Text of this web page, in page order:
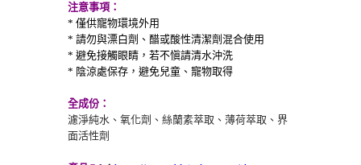
注意事項：
* 僅供寵物環境外用
* 請勿與漂白劑、醋或酸性清潔劑混合使用
* 避免接觸眼睛 ，若不愼請清水沖洗
* 陰涼處保存， 避免兒童、寵物取得
全成份：
濾淨純水、氧化劑、 絲蘭素萃取、薄荷萃取、界
面活性劑